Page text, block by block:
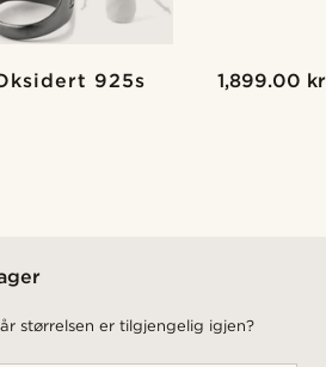
925s
1,899.00 kr
størrelsen er tilgjengelig igjen?